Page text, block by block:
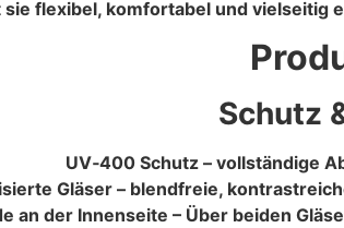
flexibel, komfortabel und vielseitig
Schutz
UV‑400 Schutz – vollständige
Gläser – blendfreie,
an der Innenseite – Über beiden